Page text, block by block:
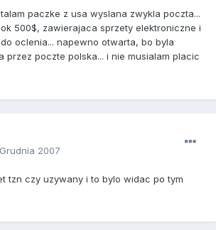
paczke z usa wyslana zwykla poczta...
500$, zawierajaca sprzety elektroniczne i
oclenia... napewno otwarta, bo byla
przez poczte polska... i nie musialam placic
2007
tzn czy uzywany i to bylo widac po tym